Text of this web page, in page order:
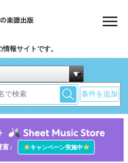
報サイトです。
条件を追加
富♪
★キャンペーン実施中★